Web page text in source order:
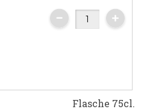
Flasche 75cl.